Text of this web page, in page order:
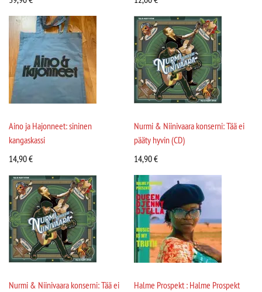
Aino ja Hajonneet: sininen
kangaskassi
14,90€
Nurmi & Niinivaara konserni: Tää ei
pääty hyvin (CD)
14,90€
Nurmi & Niinivaara konserni: Tää ei
Halme Prospekt : Halme Prospekt